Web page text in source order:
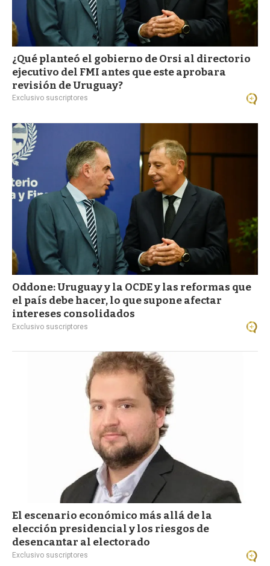
¿Qué planteó el gobierno de Orsi al directorio
ejecutivo del FMI antes que este aprobara
revisión de Uruguay?
Exclusivo suscriptores
Oddone: Uruguay y la OCDE y las reformas que
el país debe hacer, lo que supone afectar
intereses consolidados
Exclusivo suscriptores
El escenario económico más allá de la
elección presidencial y los riesgos de
desencantar al electorado
Exclusivo suscriptores